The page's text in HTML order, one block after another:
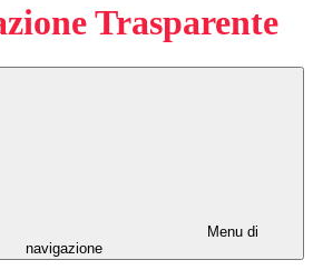
Trasparente
Menu di
navigazione